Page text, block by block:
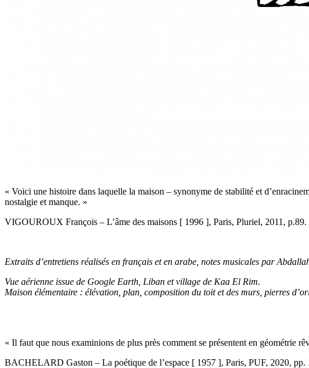
« Voici une histoire dans laquelle la maison – synonyme de stabilité et
nostalgie et manque. »
VIGOUROUX François – L’âme des maisons [ 1996 ], Paris, Pluriel, 2011, p.89.
Extraits d’entretiens réalisés en français et en arabe, notes musicales par
Vue aérienne issue de Google Earth, Liban et village de Kaa El Rim.
Maison élémentaire : élévation, plan, composition du toit et des murs, pierres
« Il faut que nous examinions de plus près comment se présentent en géométrie
BACHELARD Gaston – La poétique de l’espace [ 1957 ], Paris, PUF, 2020, pp.